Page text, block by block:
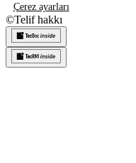
Çerez ayarları
©Telif hakkı